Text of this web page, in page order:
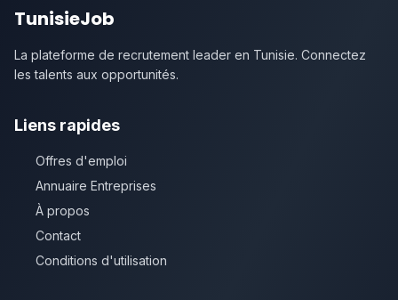
TunisieJob
La plateforme de recrutement leader en Tunisie. Connectez
les talents aux opportunités.
Liens rapides
Offres d'emploi
Annuaire Entreprises
À propos
Contact
Conditions d'utilisation